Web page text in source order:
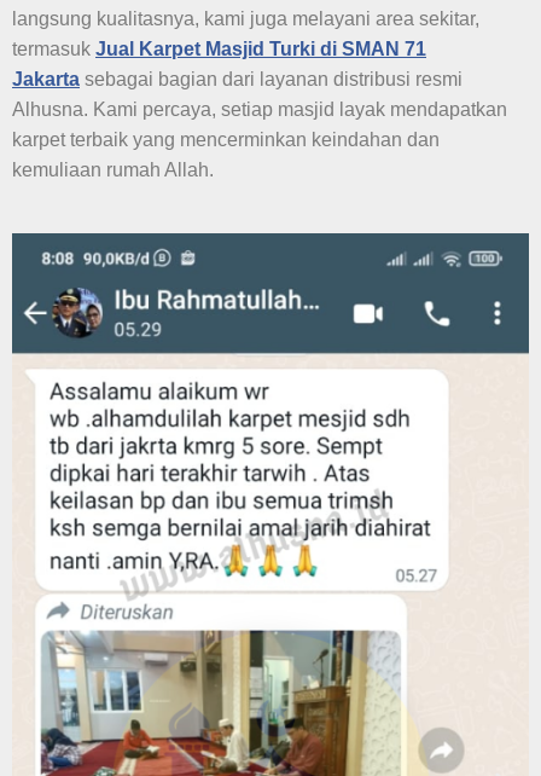
langsung kualitasnya, kami juga melayani area sekitar,
termasuk Jual Karpet Masjid Turki di SMAN 71
Jakarta sebagai bagian dari layanan distribusi resmi
Alhusna. Kami percaya, setiap masjid layak mendapatkan
karpet terbaik yang mencerminkan keindahan dan
kemuliaan rumah Allah.